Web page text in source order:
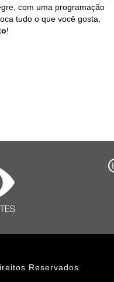
com uma programação
tudo o que você gosta,
!
Reservados